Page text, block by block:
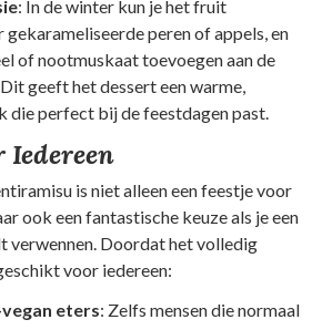
: In de winter kun je het fruit
gekarameliseerde peren of appels, en
of nootmuskaat toevoegen aan de
geeft het dessert een warme,
die perfect bij de feestdagen past.
Iedereen
is niet alleen een feestje voor
ook een fantastische keuze als je een
verwennen. Doordat het volledig
voor iedereen:
eters: Zelfs mensen die normaal